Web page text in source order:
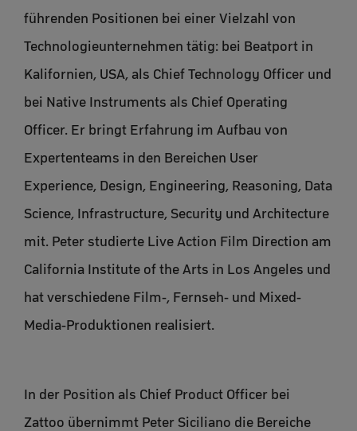
führenden Positionen bei einer Vielzahl von
Technologieunternehmen tätig: bei Beatport in
Kalifornien, USA, als Chief Technology Officer und
bei Native Instruments als Chief Operating
Officer. Er bringt Erfahrung im Aufbau von
Expertenteams in den Bereichen User
Experience, Design, Engineering, Reasoning, Data
Science, Infrastructure, Security und Architecture
mit. Peter studierte Live Action Film Direction am
California Institute of the Arts in Los Angeles und
hat verschiedene Film-, Fernseh- und Mixed-
Media-Produktionen realisiert.
In der Position als Chief Product Officer bei
Zattoo übernimmt Peter Siciliano die Bereiche